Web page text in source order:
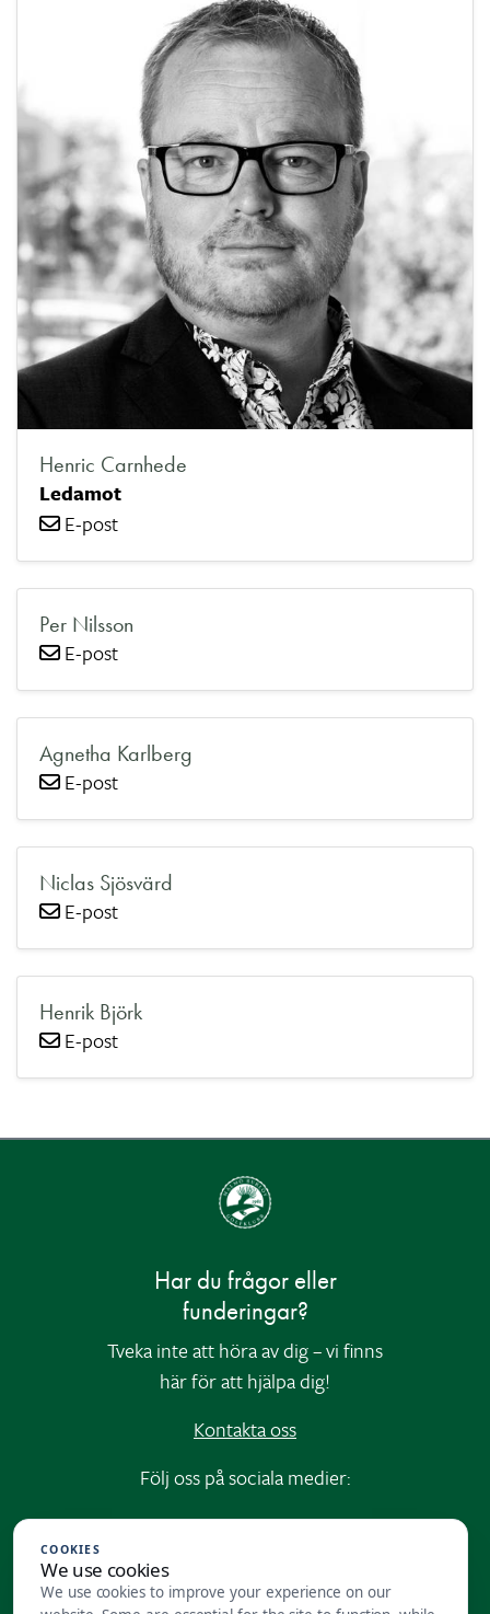
Henric Carnhede
Ledamot
E-post
Per Nilsson
E-post
Agnetha Karlberg
E-post
Niclas Sjösvärd
E-post
Henrik Björk
E-post
Har du frågor eller
funderingar?
Tveka inte att höra av dig – vi finns
här för att hjälpa dig!
Kontakta oss
Följ oss på sociala medier:
Instagram|Facebook
Varmt välkommen till Malmö
COOKIES
We use cookies
We use cookies to improve your experience on our